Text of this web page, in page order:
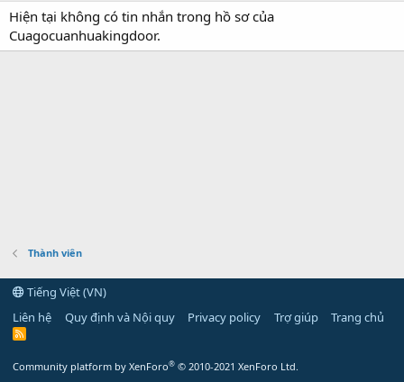
Hiện tại không có tin nhắn trong hồ sơ của
Cuagocuanhuakingdoor.
Thành viên
Tiếng Việt (VN)
Liên hệ
Quy định và Nội quy Privacy policy Trợ giúp Trang chủ
R
Community platform by XenForo® © 2010-2021 XenForo Ltd.